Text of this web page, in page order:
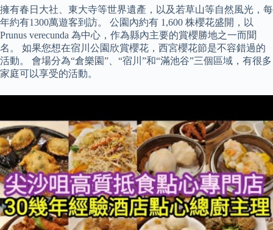
擁有春日大社、東大寺等世界遺產，以及若草山等自然風光，每
年約有1300萬遊客到訪。 公園內約有 1,600 株櫻花盛開，以
Prunus verecunda 為中心，作為縣內主要的賞櫻勝地之一而聞
名。 如果您想在宿川公園欣賞櫻花，西宮櫻花節是不容錯過的
活動。 會場分為“倉樂園”、“宿川”和“滿池谷”三個區域，有很多
家庭可以享受的活動。